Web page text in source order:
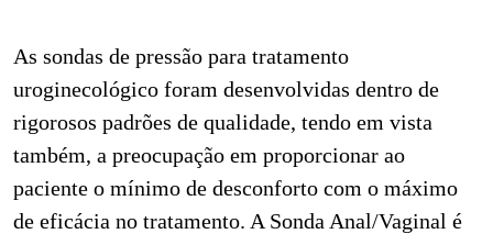
As sondas de pressão para tratamento
uroginecológico foram desenvolvidas dentro de
rigorosos padrões de qualidade, tendo em vista
também, a preocupação em proporcionar ao
paciente o mínimo de desconforto com o máximo
de eficácia no tratamento. A Sonda Anal/Vaginal é